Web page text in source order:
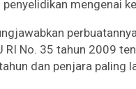
penyelidikan mengenai
RI No. 35 tahun 2009
dan penjara paling